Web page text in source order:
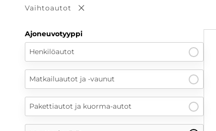
Vaihtoautot Poista valinta
Ajoneuvotyyppi
Henkilöautot
Matkailuautot ja -vaunut
Pakettiautot ja kuorma-autot